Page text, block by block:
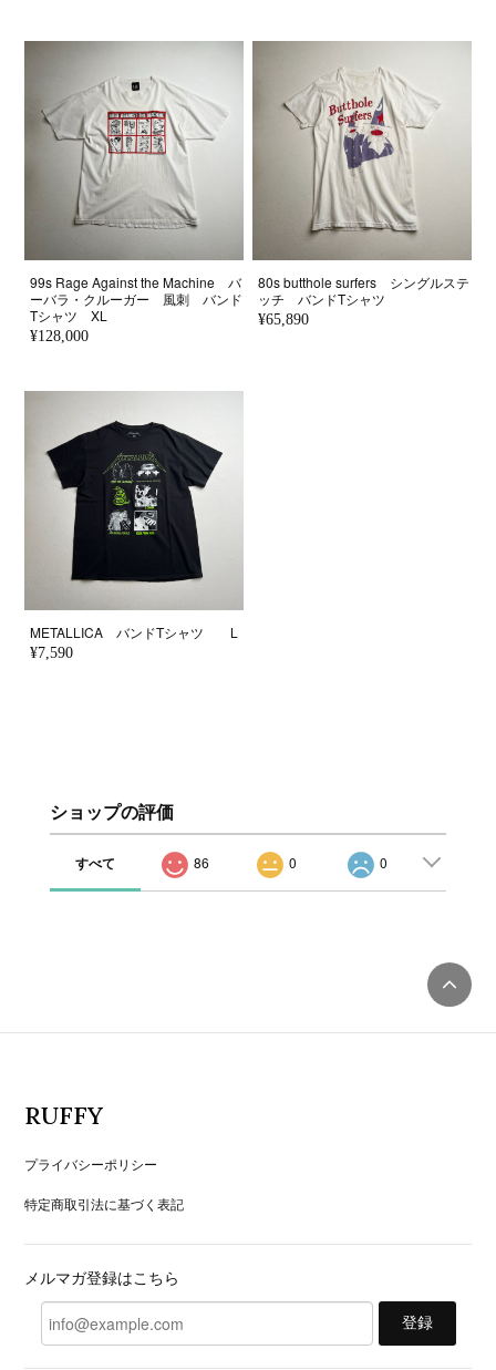
99s Rage Against the Machine バ
ーバラ・クルーガー 風刺 バンド
Tシャツ XL
¥128,000
80s butthole surfers シングルステ
ッチ バンドTシャツ
¥65,890
METALLICA バンドTシャツ L
¥7,590
ショップの評価
すべて 86 0 0
RUFFY
プライバシーポリシー
特定商取引法に基づく表記
メルマガ登録はこちら
登録